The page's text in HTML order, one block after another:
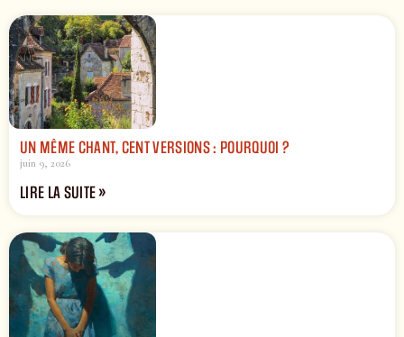
UN MÊME CHANT, CENT VERSIONS : POURQUOI ?
juin 9, 2026
LIRE LA SUITE »